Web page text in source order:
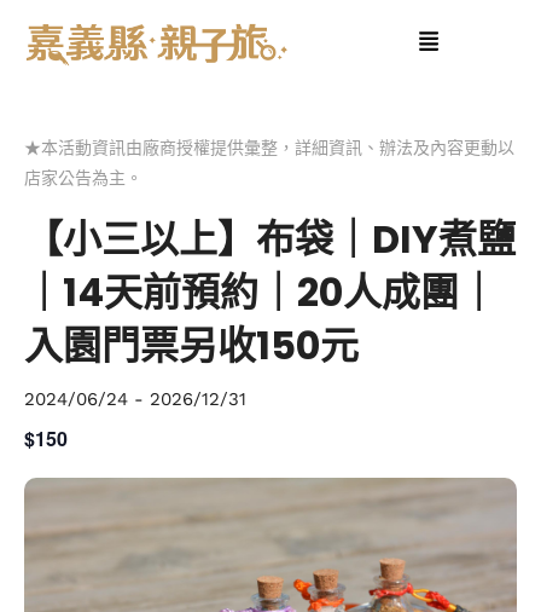
★本活動資訊由廠商授權提供彙整，詳細資訊、辦法及內容更動以
店家公告為主。
【小三以上】布袋｜DIY煮鹽
｜14天前預約｜20人成團｜
入園門票另收150元
2024/06/24 - 2026/12/31
$150